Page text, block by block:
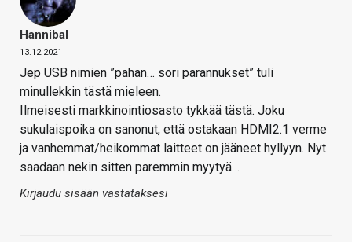
Hannibal
13.12.2021
Jep USB nimien ”pahan… sori parannukset” tuli
minullekkin tästä mieleen.
Ilmeisesti markkinointiosasto tykkää tästä. Joku
sukulaispoika on sanonut, että ostakaan HDMI2.1 verme
ja vanhemmat/heikommat laitteet on jääneet hyllyyn. Nyt
saadaan nekin sitten paremmin myytyä…
Kirjaudu sisään vastataksesi